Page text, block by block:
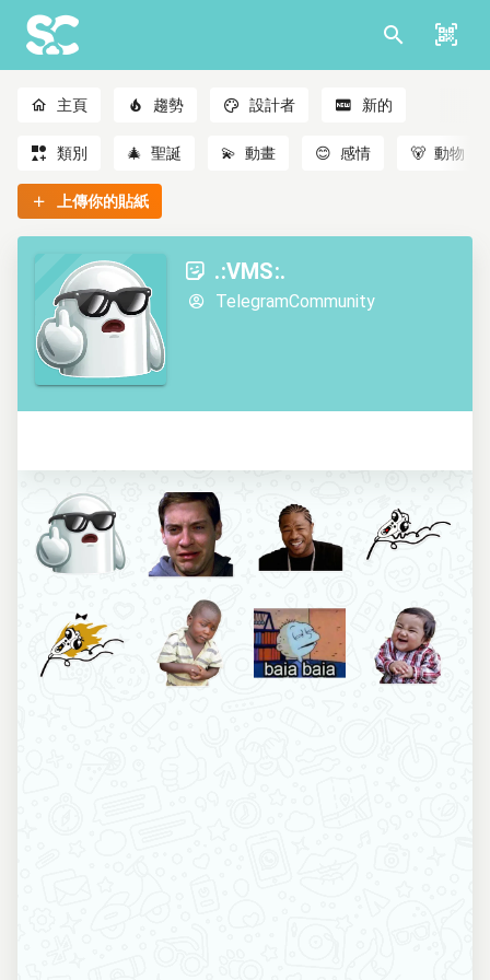
主頁 趨勢 設計者 新的
類別 🎄 聖誕 💫 動畫 😊 感情 🐻 動物
上傳你的貼紙
.:VMS:.
TelegramCommunity